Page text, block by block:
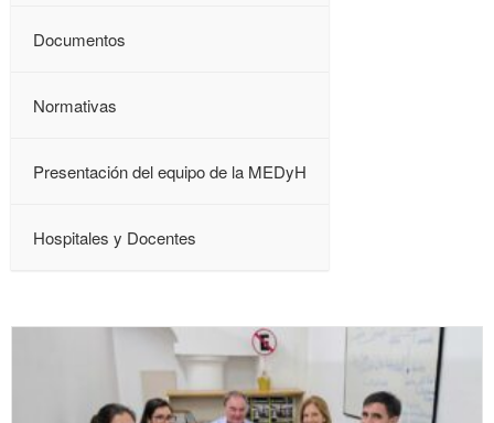
Documentos
Normativas
Presentación del equipo de la MEDyH
Hospitales y Docentes